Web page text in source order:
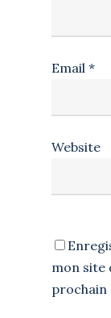
Email *
Website
mon site
prochain